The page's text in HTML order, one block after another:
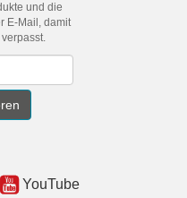
und die
E-Mail, damit
verpasst.
YouTube